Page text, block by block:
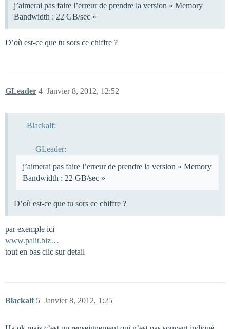
j’aimerai pas faire l’erreur de prendre la version « Memory
Bandwidth : 22 GB/sec »
D’où est-ce que tu sors ce chiffre ?
GLeader Janvier 8, 2012, 12:52
4
Blackalf:
GLeader:
j’aimerai pas faire l’erreur de prendre la version « Memory
Bandwidth : 22 GB/sec »
D’où est-ce que tu sors ce chiffre ?
par exemple ici
www.palit.biz…
tout en bas clic sur detail
Blackalf Janvier 8, 2012, 1:25
5